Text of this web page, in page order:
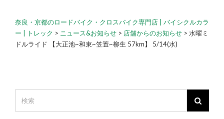
奈良・京都のロードバイク・クロスバイク専門店 | バイシクルカラ
ー | トレック > ニュース&お知らせ > 店舗からのお知らせ > 水曜ミ
ドルライド 【大正池~和束~笠置~柳生 57km】 5/14(水)